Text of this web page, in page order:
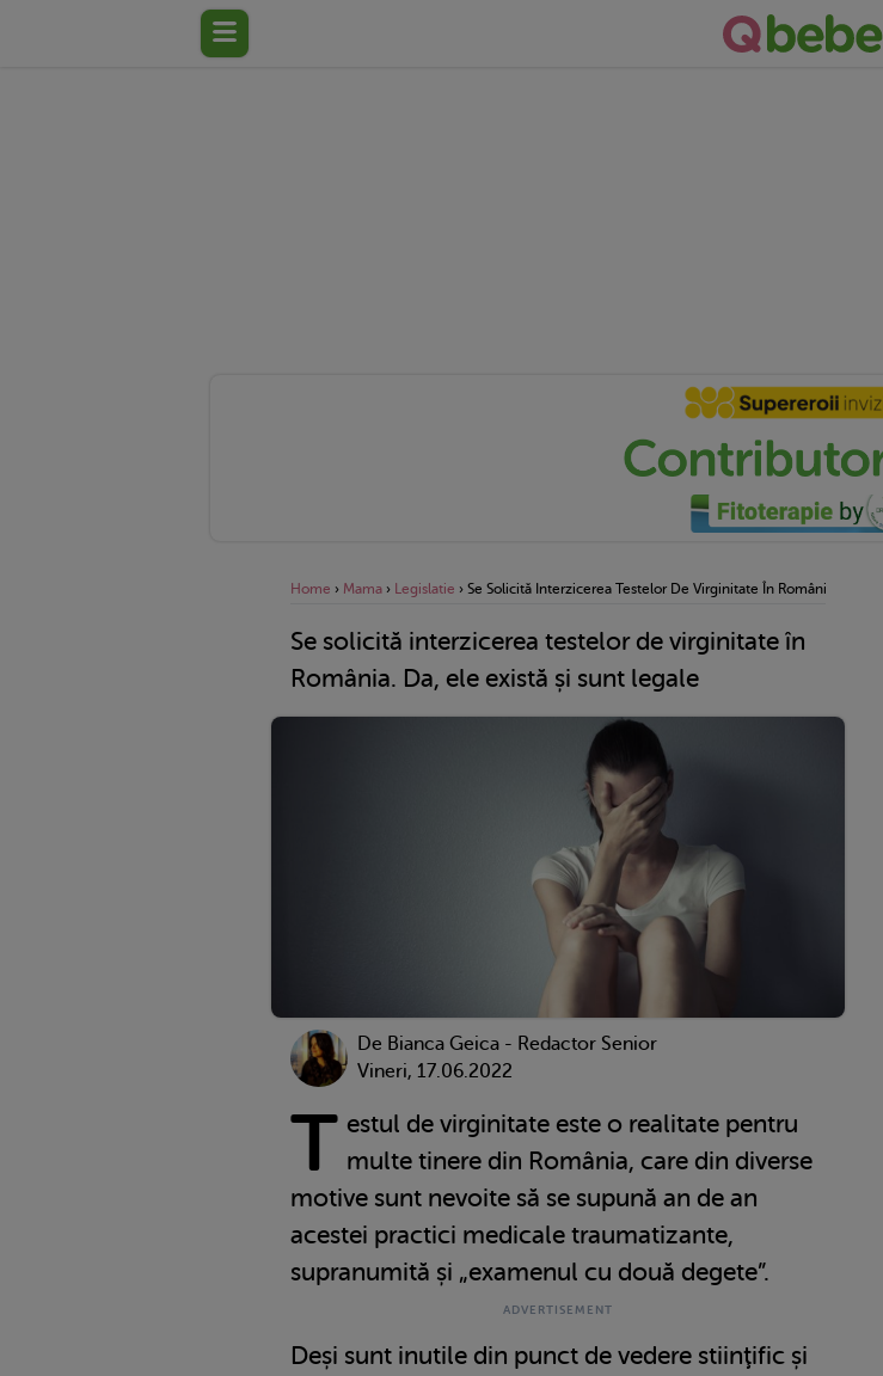
Home › Mama › Legislatie › Se Solicită Interzicerea Testelor De Virginitate În România. Da,
Se solicită interzicerea testelor de virginitate în
România. Da, ele există și sunt legale
De Bianca Geica - Redactor Senior
Vineri, 17.06.2022
T estul de virginitate este o realitate pentru
multe tinere din România, care din diverse
motive sunt nevoite să se supună an de an
acestei practici medicale traumatizante,
supranumită și „examenul cu două degete”.
Deși sunt inutile din punct de vedere stiinţific și